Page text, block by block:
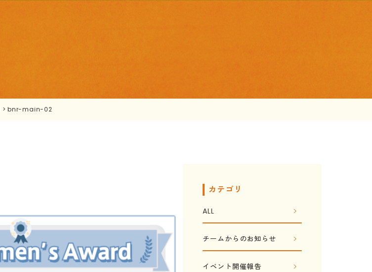
>bnr-main-02
カテゴリ
ALL
チームからのお知らせ
イベント開催報告